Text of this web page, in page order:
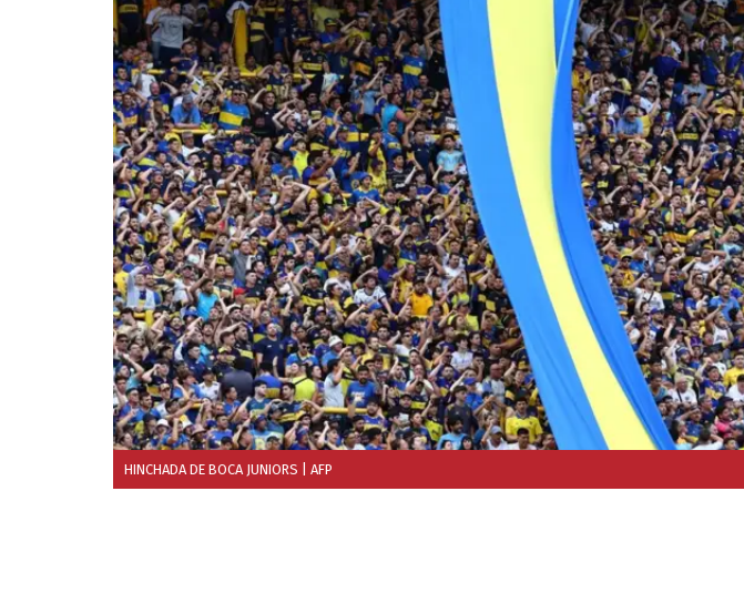
HINCHADA DE BOCA JUNIORS | AFP